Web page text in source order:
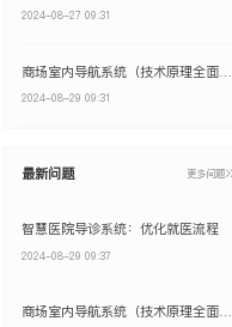
2024-08-27 09:31
商场室内导航系统（技术原理全面解析）
2024-08-29 09:31
最新问题 更多问题
智慧医院导诊系统：优化就医流程
2024-08-29 09:37
商场室内导航系统（技术原理全面解析）